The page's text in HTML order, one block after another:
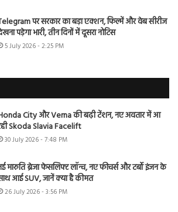
पर सरकार का बड़ा एक्शन, फिल्में और वेब सीरीज
पड़ेगा भारी, तीन दिनों में दूसरा नोटिस
5 July 2026 - 2:25 PM
City और Verna की बढ़ी टेंशन, नए अवतार में आ
Skoda Slavia Facelift
30 July 2026 - 7:48 PM
मारुति ब्रेजा फेसलिफ्ट लॉन्च, नए फीचर्स और टर्बो इंजन के
आई SUV, जानें क्या है कीमत
26 July 2026 - 3:56 PM